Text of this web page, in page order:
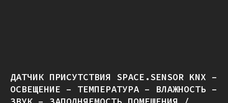
ДАТЧИК ПРИСУТСТВИЯ SPACE.SENSOR KNX –
ОСВЕЩЕНИЕ – ТЕМПЕРАТУРА – ВЛАЖНОСТЬ –